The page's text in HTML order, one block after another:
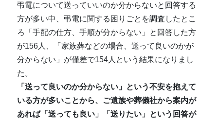
弔電について送っていいのか分からないと回答する
方が多い中、弔電に関する困りごとを調査したとこ
ろ「手配の仕方、手順が分からない」と回答した方
が156人、「家族葬などの場合、送って良いのかが
分からない」が僅差で154人という結果になりまし
た。
「送って良いのか分からない」という不安を抱えて
いる方が多いことから、ご遺族や葬儀社から案内が
あれば「送っても良い」「送りたい」という回答が